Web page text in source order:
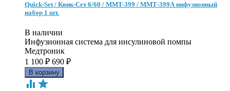
Quick-Set / Квик-Сет 6/60 / MMT-399 / ММТ-399А инфузионный
набор 1 шт.
В наличии
Инфузионная система для инсулиновой помпы
Медтроник
1 100 ₽ 690 ₽
 